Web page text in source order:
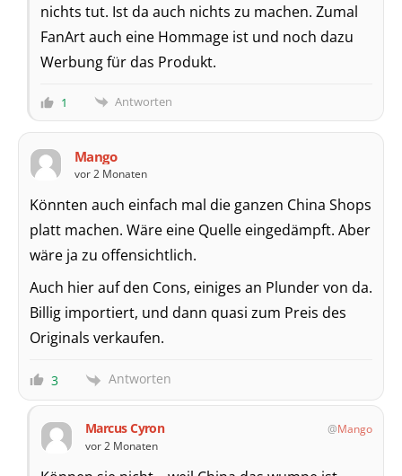
nichts tut. Ist da auch nichts zu machen. Zumal
FanArt auch eine Hommage ist und noch dazu
Werbung für das Produkt.
1 Antworten
Mango
vor 2 Monaten
Könnten auch einfach mal die ganzen China Shops
platt machen. Wäre eine Quelle eingedämpft. Aber
wäre ja zu offensichtlich.
Auch hier auf den Cons, einiges an Plunder von da.
Billig importiert, und dann quasi zum Preis des
Originals verkaufen.
3 Antworten
Marcus Cyron
Mango
vor 2 Monaten